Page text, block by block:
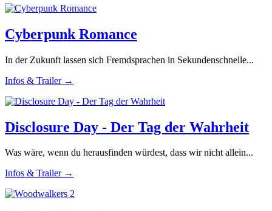
Cyberpunk Romance
In der Zukunft lassen sich Fremdsprachen in Sekundenschnelle...
Infos & Trailer →
Disclosure Day - Der Tag der Wahrheit
Was wäre, wenn du herausfinden würdest, dass wir nicht allein...
Infos & Trailer →